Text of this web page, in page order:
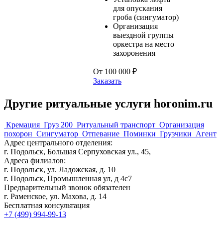
для опускания
гроба (сингуматор)
Организация
выездной группы
оркестра на место
захоронения
От 100 000 ₽
Заказать
Другие ритуальные услуги horonim.ru
Кремация Груз 200 Ритуальный транспорт Организация
похорон Сингуматор Отпевание Поминки Грузчики Агент
Адрес центрального отделения:
г. Подольск, Большая Серпуховская ул., 45,
Адреса филиалов:
г. Подольск, ул. Ладожская, д. 10
г. Подольск, Промышленная ул, д 4с7
Предварительный звонок обязателен
г. Раменское, ул. Махова, д. 14
Бесплатная консультация
+7 (499) 994-99-13